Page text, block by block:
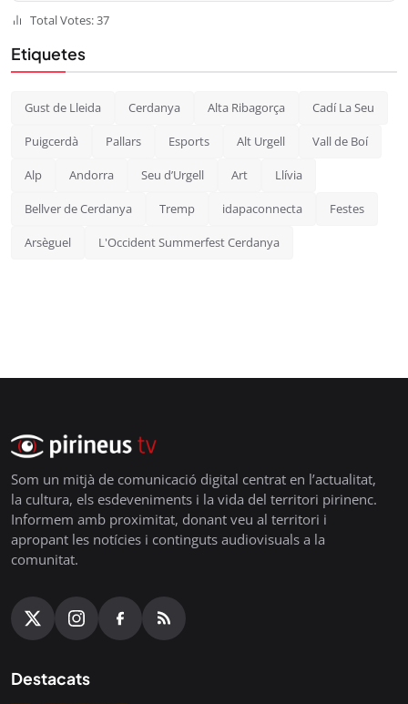
Total Votes: 37
Etiquetes
Gust de Lleida Cerdanya Alta Ribagorça Cadí La Seu
Puigcerdà Pallars Esports Alt Urgell Vall de Boí
Alp Andorra Seu d’Urgell Art Llívia
Bellver de Cerdanya Tremp idapaconnecta Festes
Arsèguel L'Occident Summerfest Cerdanya
Som un mitjà de comunicació digital centrat en l’actualitat,
la cultura, els esdeveniments i la vida del territori pirinenc.
Informem amb proximitat, donant veu al territori i
apropant les notícies i continguts audiovisuals a la
comunitat.
Destacats